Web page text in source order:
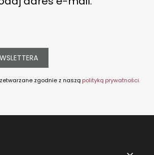
zgodnie z naszą polityką prywatności.